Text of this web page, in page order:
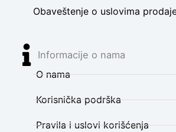
Obaveštenje o uslovima
Informacije o nama
O nama
Korisnička podrška
Pravila i uslovi korišćenja